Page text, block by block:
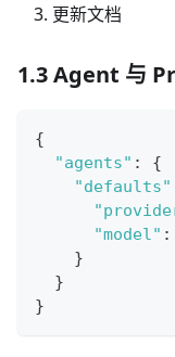
更新文档
1.3 Agent 与
{
"agents" :
{
"defaults"
"model" :
}
}
}